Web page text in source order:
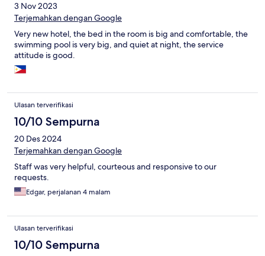
3 Nov 2023
Terjemahkan dengan Google
Very new hotel, the bed in the room is big and comfortable, the
swimming pool is very big, and quiet at night, the service
attitude is good.
Ulasan terverifikasi
10/10 Sempurna
20 Des 2024
Terjemahkan dengan Google
Staff was very helpful, courteous and responsive to our
requests.
Edgar, perjalanan 4 malam
Ulasan terverifikasi
10/10 Sempurna